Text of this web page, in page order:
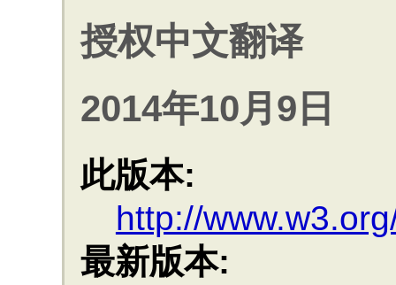
授权中文翻译
2014年10月9日
此版本:
http://
最新版本: